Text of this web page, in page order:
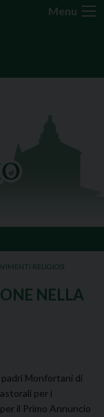
Menu
RELIGIOSI
NELLA
Monfortani di
per i
il Primo Annuncio